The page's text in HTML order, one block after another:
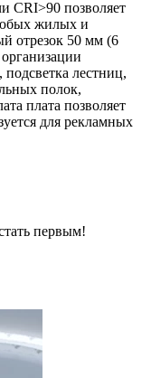
CRI>90 позволяет
жилых и
отрезок 50 мм (6
лестниц,
полок,
плата позволяет
для рекламных
первым!